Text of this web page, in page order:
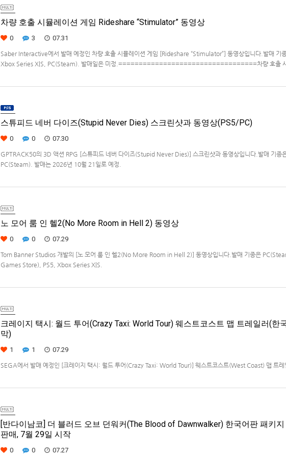
차량 호출 시뮬레이션 게임 Rideshare “Stimulator” 동영상
0 3 07.31
Saber Interactive에서 발매 예정인 차량 호출 시뮬레이션 게임 [Rideshare “Stimulator”] 동영상입니다.발매 기
Xbox Series X|S, PC(Steam). 발매일은 미정.==================================차량 호출
스튜피드 네버 다이즈(Stupid Never Dies) 스크린샷과 동영상(PS5/PC)
0 0 07.30
GPTRACK50의 3D 액션 RPG [스튜피드 네버 다이즈(Stupid Never Dies)] 스크린샷과 동영상입니다.발매 기종
PC(Steam). 발매는 2026년 10월 21일로 예정.
노 모어 룸 인 헬2(No More Room in Hell 2) 동영상
0 0 07.29
Torn Banner Studios 개발의 [노 모어 룸 인 헬2(No More Room in Hell 2)] 동영상입니다.발매 기종은
Games Store), PS5, Xbox Series X|S.
크레이지 택시: 월드 투어(Crazy Taxi: World Tour) 웨스트코스트 맵 트레일러(한
막)
1 1 07.29
SEGA에서 발매 예정인 [크레이지 택시: 월드 투어(Crazy Taxi: World Tour)] 웨스트코스트(West Coast) 맵 트레
[반다이남코] 더 블러드 오브 던워커(The Blood of Dawnwalker) 한국어판 패키
판매, 7월 29일 시작
0 0 07.27